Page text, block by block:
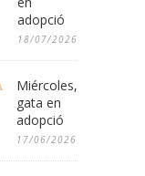
adopció
18/07/2026
Miércoles,
gata en
adopció
17/06/2026